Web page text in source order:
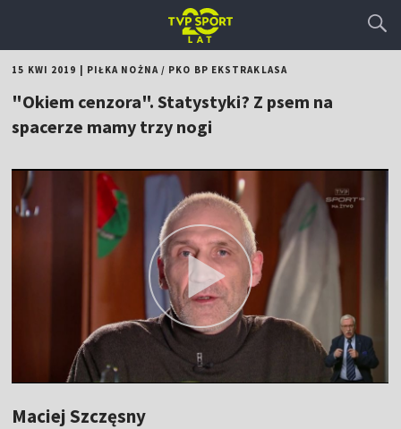
15 KWI 2019 PIŁKA NOŻNA/ PKO BP EKSTRAKLASA
"Okiem cenzora". Statystyki? Z psem na
spacerze mamy trzy nogi
Maciej Szczęsny